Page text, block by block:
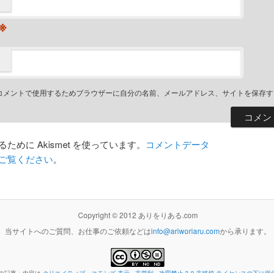
メントで使用するためブラウザーに自分の名前、メールアドレス、サイトを保存
めに Akismet を使っています。 コメントデータ
覧ください。
Copyright © 2012 ありをりある.com
当サイトへのご質問、お仕事のご依頼などはinfo@ariworiaru.comから承ります。